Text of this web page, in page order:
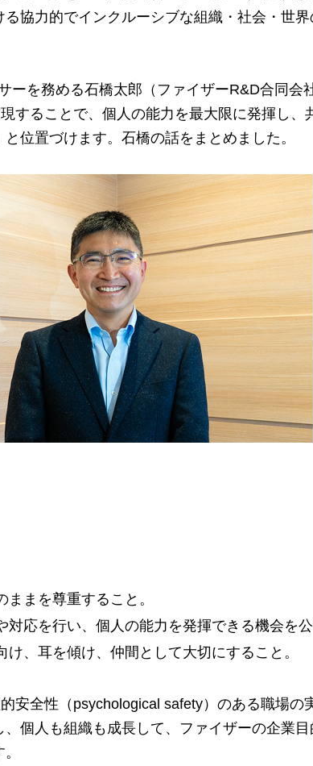
協力的でインクルーシブな組織・社会・世
を務める石橋太郎（ファイザーR&D合同会
することで、個人の能力を最大限に発揮し、
位置づけます。石橋の話をまとめました。
まを尊重すること。
応を行い、個人の能力を発揮できる機会を公
、耳を傾け、仲間として大切にすること。
安全性（psychological safety）のある職場
個人も組織も成長して、ファイザーの企業